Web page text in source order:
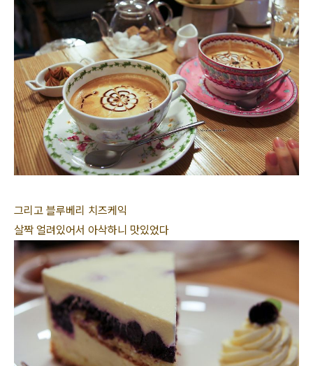
그리고 블루베리 치즈케익
살짝 얼려있어서 아삭하니 맛있었다